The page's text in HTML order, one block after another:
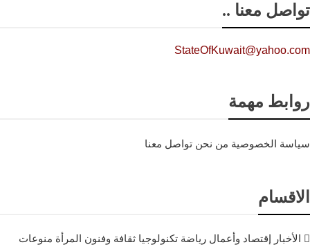
تواصل معنا ..
StateOfKuwait@yahoo.com
روابط مهمة
سياسة الخصوصية من نحن تواصل معنا
الاقسام
الأخبار إقتصاد وأعمال رياضة تكنولوجيا ثقافة وفنون المرأة منوعات